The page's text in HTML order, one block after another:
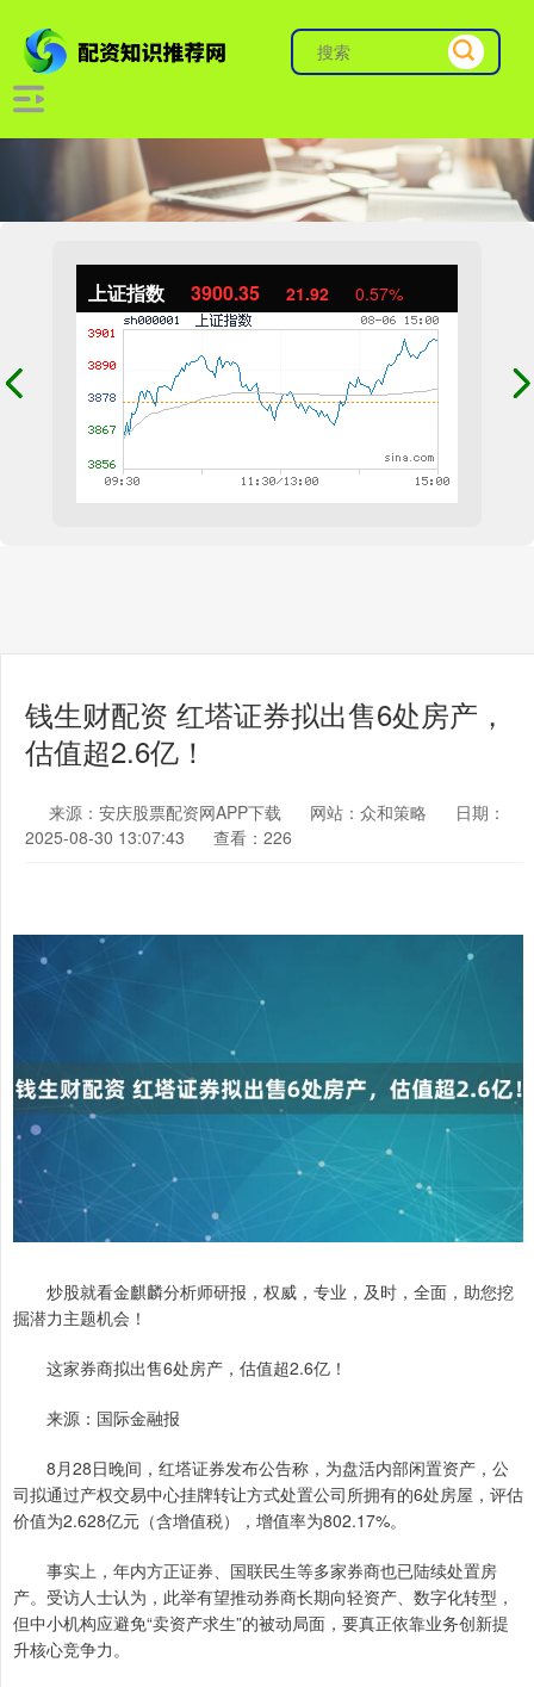
上证指数 3900.35 21.92 0.57%
钱生财配资 红塔证券拟出售6处房产，
估值超2.6亿！
来源：安庆股票配资网APP下载 网站：众和策略
日期：
2025-08-30 13:07:43
查看：226
炒股就看金麒麟分析师研报，权威，专业，及时，全面，助您挖
掘潜力主题机会！
这家券商拟出售6处房产，估值超2.6亿！
来源：国际金融报
8月28日晚间，红塔证券发布公告称，为盘活内部闲置资产，公
司拟通过产权交易中心挂牌转让方式处置公司所拥有的6处房屋，评估
价值为2.628亿元（含增值税），增值率为802.17%。
事实上，年内方正证券、国联民生等多家券商也已陆续处置房
产。受访人士认为，此举有望推动券商长期向轻资产、数字化转型，
但中小机构应避免“卖资产求生”的被动局面，要真正依靠业务创新提
升核心竞争力。